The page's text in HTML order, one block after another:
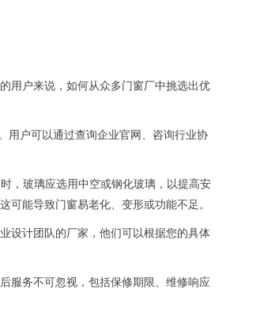
用户来说，如何从众多门窗厂中挑选出优
用户可以通过查询企业官网、咨询行业协
，玻璃应选用中空或钢化玻璃，以提高安
能导致门窗易老化、变形或功能不足。
设计团队的厂家，他们可以根据您的具体
服务不可忽视，包括保修期限、维修响应